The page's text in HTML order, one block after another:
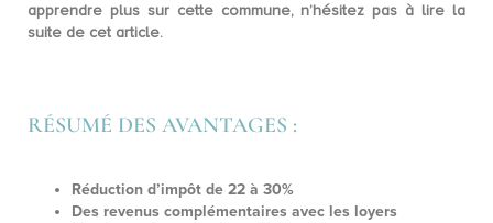
apprendre plus sur cette commune, n’hésitez pas à lire la
suite de cet article.
RÉSUMÉ DES AVANTAGES :
Réduction d’impôt de 22 à 30%
Des revenus complémentaires avec les loyers